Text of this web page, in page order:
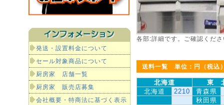
発送・設置料金について
セール対象商品について
厨房家 店舗一覧
厨房家 販売店募集
会社概要・特商法に基づく表示
各部:詳細です。ご確認くだ
送料一覧 単位：円（税込
北海道
東
北海道
2210 青森県
秋田県